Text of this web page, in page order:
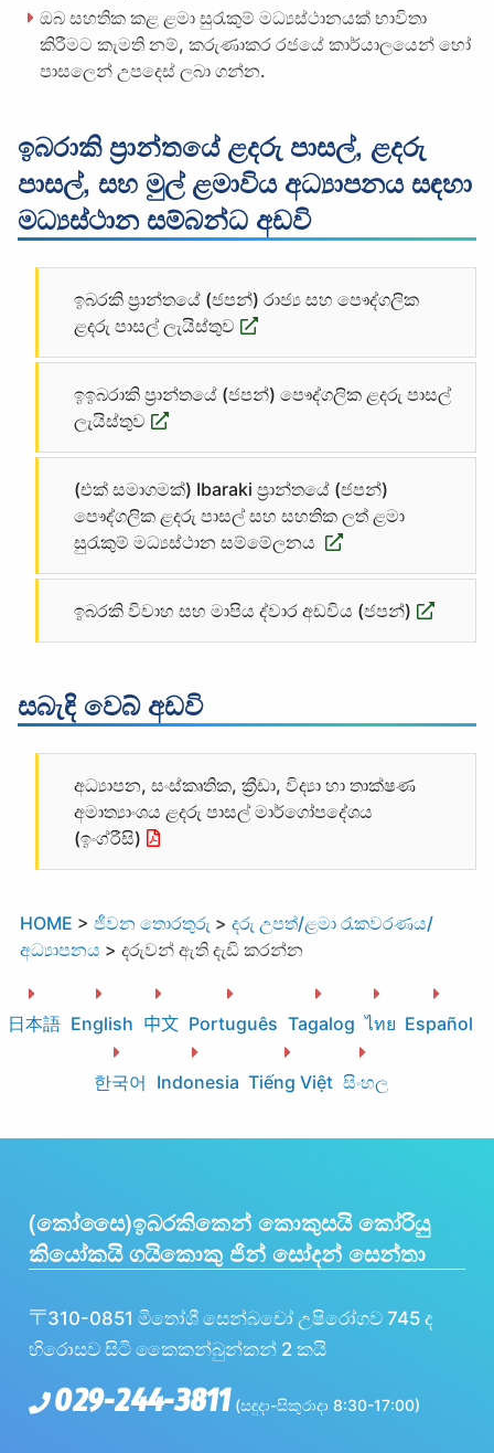
ඔබ සහතික කළ ළමා සුරැකුම් මධ්‍යස්ථානයක් භාවිතා
කිරීමට කැමති නම්, කරුණාකර රජයේ කාර්යාලයෙන් හෝ
පාසලෙන් උපදෙස් ලබා ගන්න.
ඉබරාකි ප්‍රාන්තයේ ළදරු පාසල්, ළදරු
පාසල්, සහ මුල් ළමාවිය අධ්‍යාපනය සඳහා
මධ්‍යස්ථාන සම්බන්ධ අඩවි
ඉබරකි ප්‍රාන්තයේ (ජපන්) රාජ්‍ය සහ පෞද්ගලික
ළදරු පාසල් ලැයිස්තුව
ඉඉබරාකි ප්‍රාන්තයේ (ජපන්) පෞද්ගලික ළදරු පාසල්
ලැයිස්තුව
(එක් සමාගමක්) Ibaraki ප්‍රාන්තයේ (ජපන්)
පෞද්ගලික ළදරු පාසල් සහ සහතික ලත් ළමා
සුරැකුම් මධ්‍යස්ථාන සම්මේලනය
ඉබරකි විවාහ සහ මාපිය ද්වාර අඩවිය (ජපන්)
සබැඳි වෙබ් අඩවි
අධ්‍යාපන, සංස්කෘතික, ක්‍රීඩා, විද්‍යා හා තාක්ෂණ
අමාත්‍යාංශය ළදරු පාසල් මාර්ගෝපදේශය
(ඉංග්රීසි)
HOME > ජීවන තොරතුරු > දරු උපත්/ළමා රැකවරණය/
අධ්‍යාපනය > දරුවන් ඇති දැඩි කරන්න
日本語 English 中文 Português Tagalog ไทย Español
한국어 Indonesia Tiếng Việt සිංහල
(කෝසෛ)ඉබරකිකෙන් කොකුසයි කෝරියු
කියෝකයි ගයිකොකු ජින් සෝදන් සෙන්තා
〒310-0851 මිතෝශී සෙන්බචෝ උෂිරෝගව 745 ද
හිරොසව සිටි කෛකන්බුන්කන් 2 කයි
029-244-3811 (සඳුදා-සිකුරාදා 8:30-17:00)